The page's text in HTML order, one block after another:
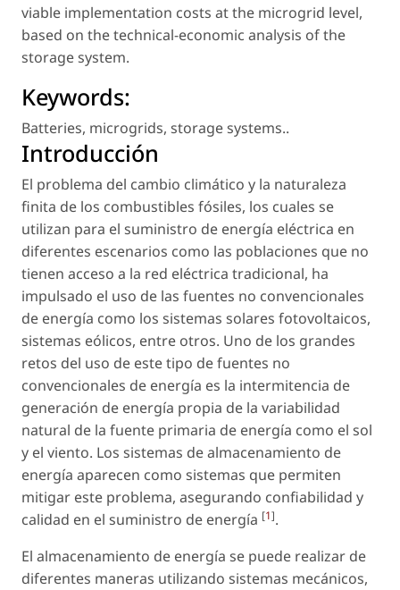
viable implementation costs at the microgrid level,
based on the technical-economic analysis of the
storage system.
Keywords:
Batteries, microgrids, storage systems..
Introducción
El problema del cambio climático y la naturaleza
finita de los combustibles fósiles, los cuales se
utilizan para el suministro de energía eléctrica en
diferentes escenarios como las poblaciones que no
tienen acceso a la red eléctrica tradicional, ha
impulsado el uso de las fuentes no convencionales
de energía como los sistemas solares fotovoltaicos,
sistemas eólicos, entre otros. Uno de los grandes
retos del uso de este tipo de fuentes no
convencionales de energía es la intermitencia de
generación de energía propia de la variabilidad
natural de la fuente primaria de energía como el sol
y el viento. Los sistemas de almacenamiento de
energía aparecen como sistemas que permiten
mitigar este problema, asegurando confiabilidad y
calidad en el suministro de energía [1].
El almacenamiento de energía se puede realizar de
diferentes maneras utilizando sistemas mecánicos,